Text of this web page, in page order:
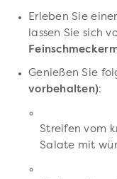
Erleben Sie
lassen Sie sich
Genießen Sie
vorbehalten):
Streifen vom
Salate mit